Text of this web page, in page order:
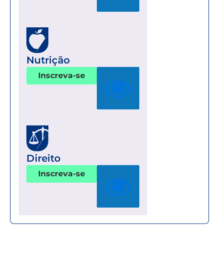
Nutrição
Inscreva-se
Direito
Inscreva-se